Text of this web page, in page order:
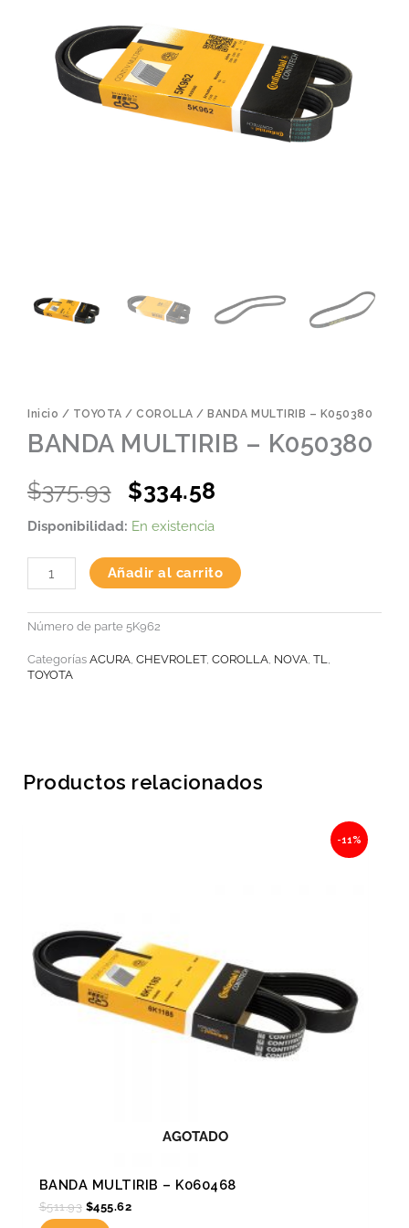
Inicio / TOYOTA / COROLLA / BANDA MULTIRIB – K050380
BANDA MULTIRIB – K050380
$375.93
Original
price
$375.93.
$334.58
$334.58.
Disponibilidad: En existencia
BANDA
-
K050380
cantidad
Añadir al carrito
Número de parte 5K962
Categorías ACURA, CHEVROLET, COROLLA, NOVA, TL,
TOYOTA
Productos relacionados
-11%
AGOTADO
BANDA MULTIRIB – K060468
$511.93 $455.62